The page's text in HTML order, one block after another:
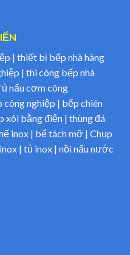
| thiết bị bếp nhà hàng
| thi công bếp nhà
nấu cơm công
công nghiệp | bếp chiên
xôi bằng điện | thùng đá
inox | bể tách mỡ | Chụp
| tủ inox | nồi nấu nước